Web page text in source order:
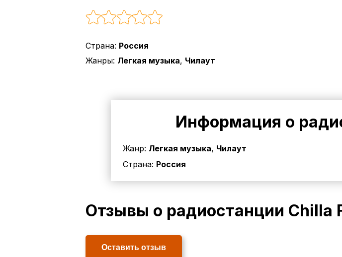
Страна: Россия
Жанры: Легкая музыка, Чилаут
Информация о
Жанр: Легкая музыка, Чилаут
Страна: Россия
Отзывы о радиостанции Chilla
Оставить отзыв